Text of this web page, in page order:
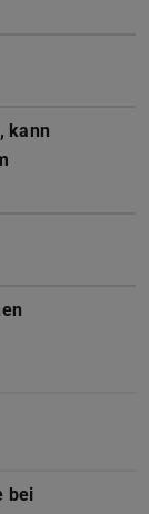
kann
bei